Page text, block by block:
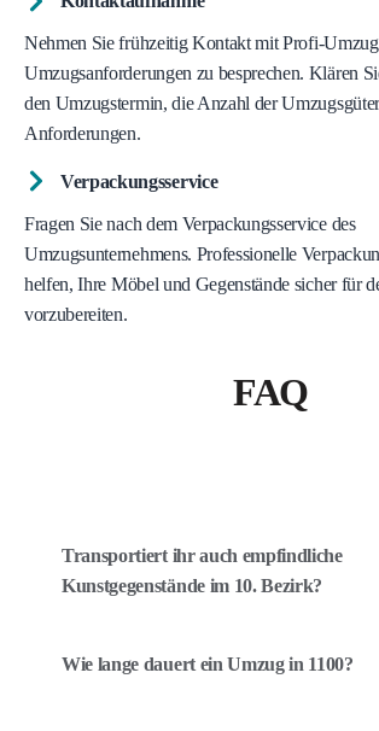
Nehmen Sie frühzeitig Kontakt mit Profi-
Umzugsanforderungen zu besprechen. Klären
den Umzugstermin, die Anzahl der
Anforderungen.
Verpackungsservice
Fragen Sie nach dem Verpackungsservice des
Umzugsunternehmens. Professionelle
helfen, Ihre Möbel und Gegenstände sicher für
vorzubereiten.
FAQ
Transportiert ihr auch empfindliche
Kunstgegenstände im 10. Bezirk?
Wie lange dauert ein Umzug in 1100?